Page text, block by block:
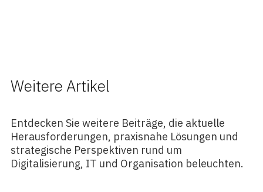
Weitere Artikel
Entdecken Sie weitere Beiträge, die aktuelle
Herausforderungen, praxisnahe Lösungen und
strategische Perspektiven rund um
Digitalisierung, IT und Organisation beleuchten.